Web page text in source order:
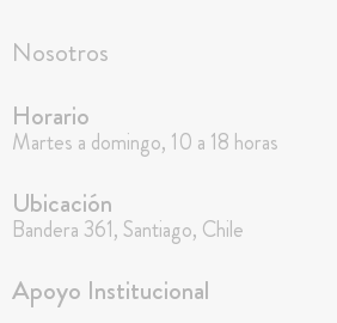
Nosotros
Horario
Martes a domingo, 10 a 18 horas
Ubicación
Bandera 361, Santiago, Chile
Apoyo Institucional